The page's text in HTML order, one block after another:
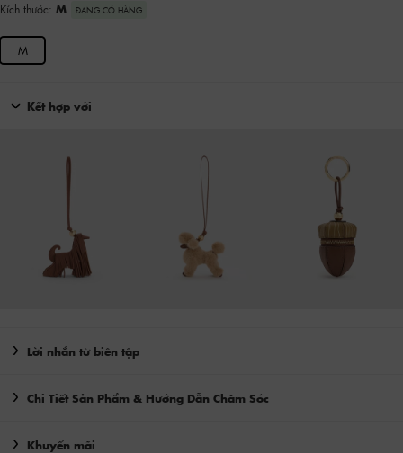
Kích thước: M ĐANG CÓ HÀNG
M
Kết hợp với
Lời nhắn từ biên tập
Chi Tiết Sản Phẩm & Hướng Dẫn Chăm Sóc
Khuyến mãi